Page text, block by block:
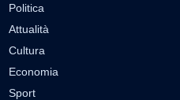
Politica
Attualità
Cultura
Economia
Sport